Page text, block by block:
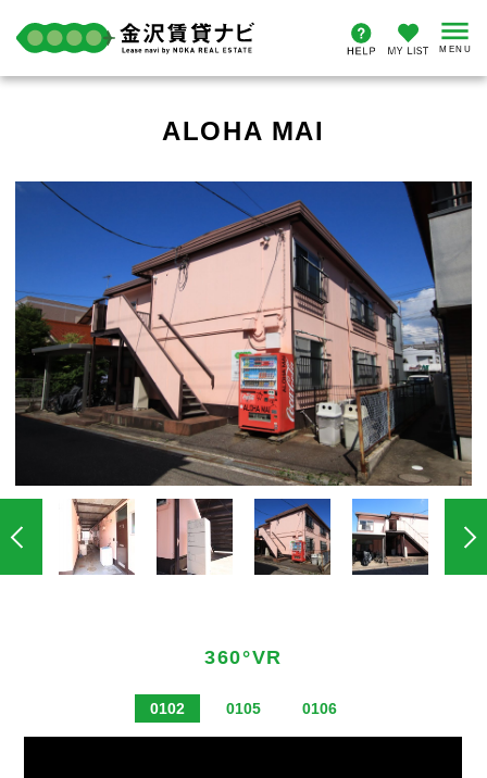
ALOHA MAI
360°VR
0102 0105 0106